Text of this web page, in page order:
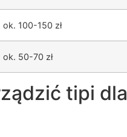
ok. 100-150 zł
ok. 50-70 zł
tipi dla